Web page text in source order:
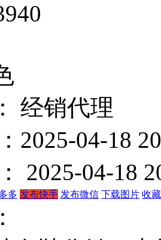
40
经销代理
2025-04-18
2025-04-18
多 发布快手 发布微信 下载图片 收